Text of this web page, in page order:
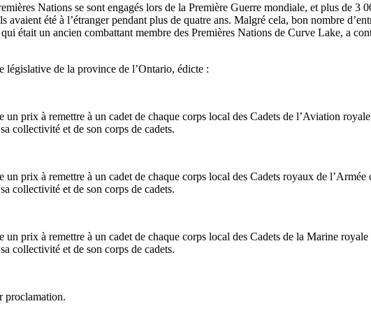
Nations se sont engagés lors de la Première Guerre mondiale, et plus de 3
été à l’étranger pendant plus de quatre ans. Malgré cela, bon nombre
était un ancien combattant membre des Premières Nations de Curve Lake, a
législative de la province de l’Ontario, édicte :
prix à remettre à un cadet de chaque corps local des Cadets de l’Aviation
collectivité et de son corps de cadets.
prix à remettre à un cadet de chaque corps local des Cadets royaux de l’Armée
collectivité et de son corps de cadets.
prix à remettre à un cadet de chaque corps local des Cadets de la Marine
collectivité et de son corps de cadets.
proclamation.